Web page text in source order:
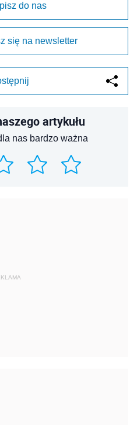
do nas
się na newsletter
artykułu
nas bardzo ważna